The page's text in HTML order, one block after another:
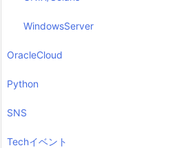
WindowsServer
OracleCloud
Python
SNS
Techイベント